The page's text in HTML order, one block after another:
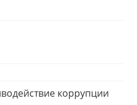
коррупции